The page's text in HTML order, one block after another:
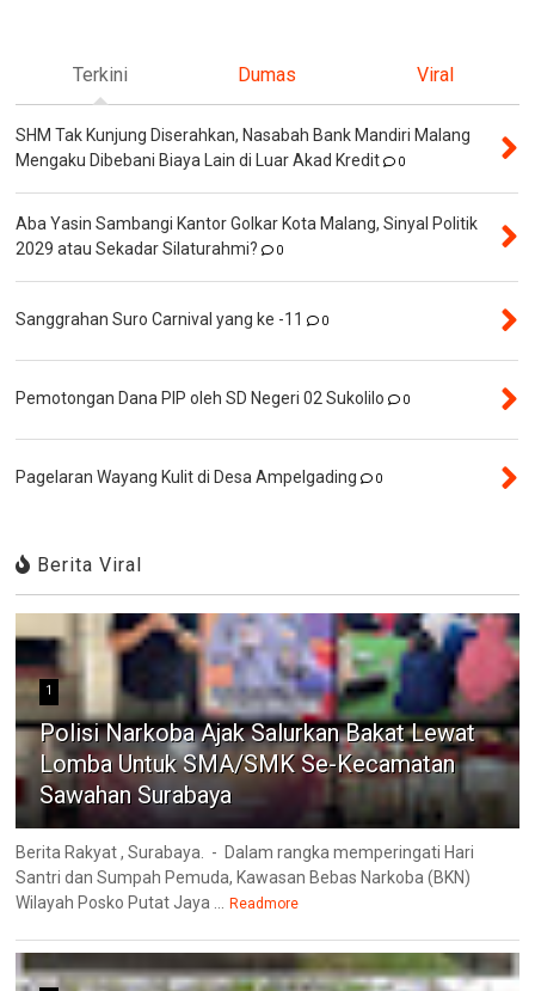
Terkini Dumas Viral
SHM Tak Kunjung Diserahkan, Nasabah Bank Mandiri Malang
Mengaku Dibebani Biaya Lain di Luar Akad Kredit
0
Aba Yasin Sambangi Kantor Golkar Kota Malang, Sinyal Politik
2029 atau Sekadar Silaturahmi?
0
Sanggrahan Suro Carnival yang ke -11 0
Pemotongan Dana PIP oleh SD Negeri 02 Sukolilo 0
Pagelaran Wayang Kulit di Desa Ampelgading 0
Berita Viral
1
Polisi Narkoba Ajak Salurkan Bakat Lewat
Lomba Untuk SMA/SMK Se-Kecamatan
Sawahan Surabaya
Berita Rakyat , Surabaya. - Dalam rangka memperingati Hari
Santri dan Sumpah Pemuda, Kawasan Bebas Narkoba (BKN)
Wilayah Posko Putat Jaya ... Readmore